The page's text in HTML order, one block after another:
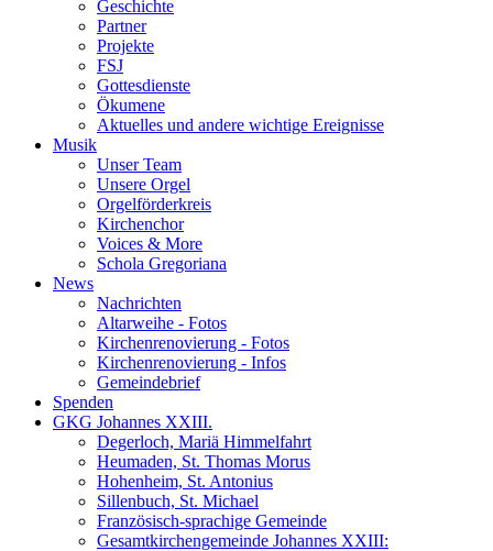
Geschichte
Partner
Projekte
FSJ
Gottesdienste
Ökumene
Aktuelles und andere wichtige Ereignisse
Musik
Unser Team
Unsere Orgel
Orgelförderkreis
Kirchenchor
Voices & More
Schola Gregoriana
News
Nachrichten
Altarweihe - Fotos
Kirchenrenovierung - Fotos
Kirchenrenovierung - Infos
Gemeindebrief
Spenden
GKG Johannes XXIII.
Degerloch, Mariä Himmelfahrt
Heumaden, St. Thomas Morus
Hohenheim, St. Antonius
Sillenbuch, St. Michael
Französisch-sprachige Gemeinde
Gesamtkirchengemeinde Johannes XXIII: